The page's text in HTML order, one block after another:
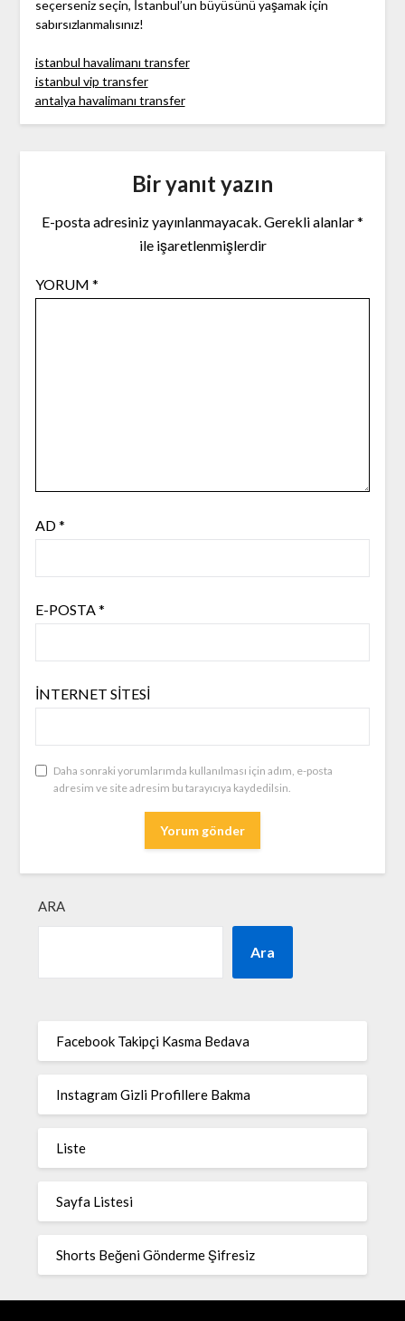
seçerseniz seçin, İstanbul’un büyüsünü yaşamak için
sabırsızlanmalısınız!
istanbul havalimanı transfer
istanbul vip transfer
antalya havalimanı transfer
Bir yanıt yazın
E-posta adresiniz yayınlanmayacak.Gerekli alanlar*
ile işaretlenmişlerdir
YORUM *
AD*
E-POSTA*
İNTERNET SITESI
Daha sonraki yorumlarımda kullanılması için adım, e-posta
adresim ve site adresim bu tarayıcıya kaydedilsin.
ARA
Ara
Facebook Takipçi Kasma Bedava
Instagram Gizli Profillere Bakma
Liste
Sayfa Listesi
Shorts Beğeni Gönderme Şifresiz